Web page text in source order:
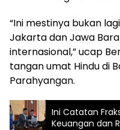
“Ini mestinya bukan
Jakarta dan Jawa
internasional,” ucap
tangan umat Hindu di
Parahyangan.
Ini Catatan
Keuangan dan